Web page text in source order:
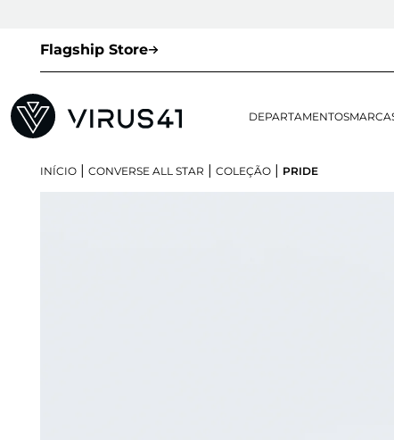
Flagship Store
DEPARTAMENTOS
INÍCIO | CONVERSE ALL STAR | COLEÇÃO | PRIDE